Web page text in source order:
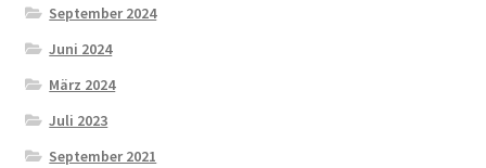
September 2024
Juni 2024
März 2024
Juli 2023
September 2021